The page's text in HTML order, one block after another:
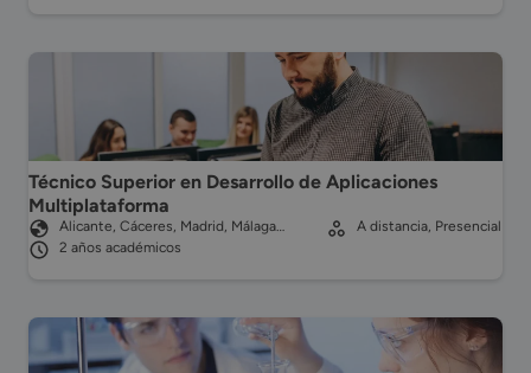
Técnico Superior en Desarrollo de Aplicaciones
Multiplataforma
Alicante, Cáceres, Madrid, Málaga…
2 años académicos
A distancia, Presencial